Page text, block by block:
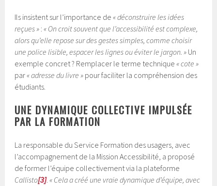
Ils insistent sur l’importance de« déconstruire les idées
reçues » :« On croit souvent que l’accessibilité est complexe,
alors qu’elle repose sur des gestes simples, comme choisir
une police lisible, espacer les lignes ou éviter le jargon. » Un
exemple concret ? Remplacer le terme technique« cote »
par« adresse du livre » pour faciliter la compréhension des
étudiants.
UNE DYNAMIQUE COLLECTIVE IMPULSÉE
PAR LA FORMATION
La responsable du Service Formation des usagers, avec
l’accompagnement de la Mission Accessibilité, a proposé
de former l’équipe collectivement via la plateforme
Callisto[3].« Cela a créé une vraie dynamique d’équipe, avec